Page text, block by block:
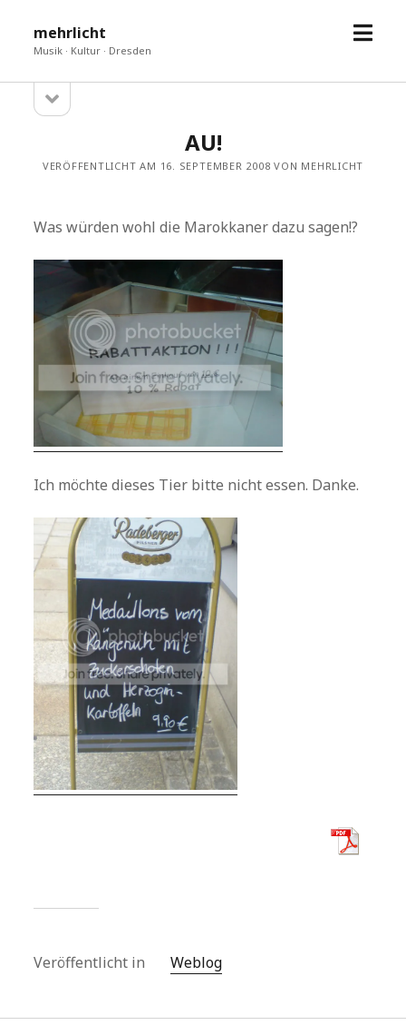
mehrlicht
Musik · Kultur · Dresden
Menü
Sidebar
öffnen
AU!
VERÖFFENTLICHT AM 16. SEPTEMBER 2008 VON MEHRLICHT
Was würden wohl die Marokkaner dazu sagen!?
Ich möchte dieses Tier bitte nicht essen. Danke.
Veröffentlicht in Weblog